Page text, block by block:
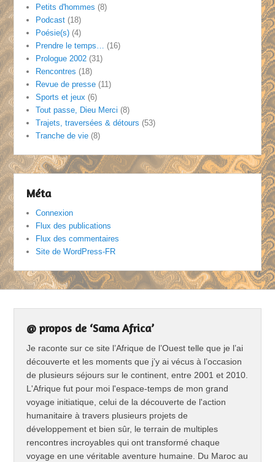
Petits d'hommes (8)
Podcast (18)
Poésie(s) (4)
Prendre le temps… (16)
Prologue 2002 (31)
Rencontres (18)
Revue de presse (11)
Sports et jeux (6)
Tout passe, Dieu Merci (8)
Trajets, traversées & détours (53)
Tranche de vie (8)
Méta
Connexion
Flux des publications
Flux des commentaires
Site de WordPress-FR
@ propos de ‘Sama Africa’
Je raconte sur ce site l’Afrique de l’Ouest telle que je l’ai
découverte et les moments que j’y ai vécus à l’occasion
de plusieurs séjours sur le continent, entre 2001 et 2010.
L'Afrique fut pour moi l'espace-temps de mon grand
voyage initiatique, celui de la découverte de l'action
humanitaire à travers plusieurs projets de
développement et bien sûr, le terrain de multiples
rencontres incroyables qui ont transformé chaque
voyage en une véritable aventure humaine. Du Maroc au